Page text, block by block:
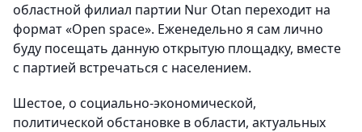
областной филиал партии Nur Otan переходит на
формат «Open space». Еженедельно я сам лично
буду посещать данную открытую площадку, вместе
с партией встречаться с населением.
Шестое, о социально-экономической,
политической обстановке в области, актуальных